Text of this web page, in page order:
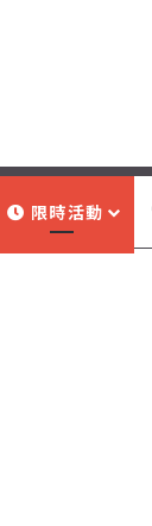
限時活動